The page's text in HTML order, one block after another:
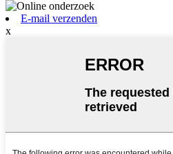
E-mail verzenden
x